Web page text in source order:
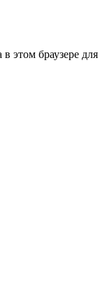
этом браузере для